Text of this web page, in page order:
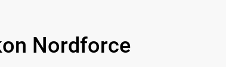
Nordforce